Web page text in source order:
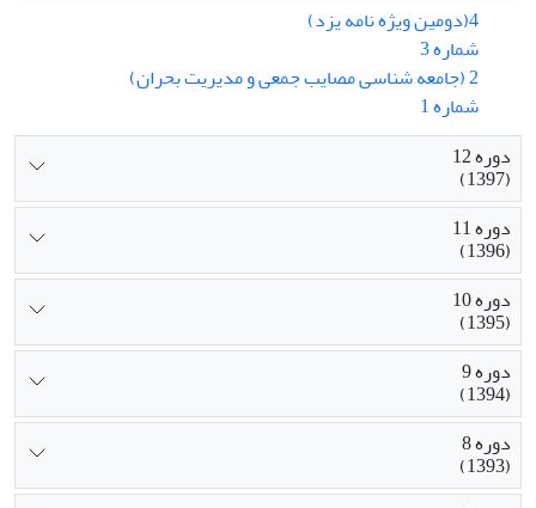
4(دومین ویژه نامه یزد)
شماره 3
2 (جامعه شناسی مصایب جمعی و مدیریت بحران)
شماره 1
دوره 12
(1397)
دوره 11
(1396)
دوره 10
(1395)
دوره 9
(1394)
دوره 8
(1393)